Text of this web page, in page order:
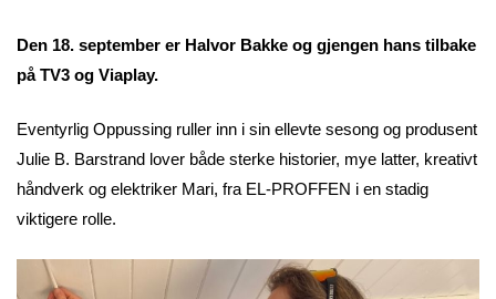
Den 18. september er Halvor Bakke og gjengen hans tilbake
på TV3 og Viaplay.
Eventyrlig Oppussing ruller inn i sin ellevte sesong og produsent
Julie B. Barstrand lover både sterke historier, mye latter, kreativt
håndverk og elektriker Mari, fra EL-PROFFEN i en stadig
viktigere rolle.